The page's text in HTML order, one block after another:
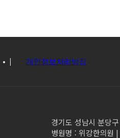
개인정보처리방침
경기도 성남시 분당
병원명 : 위강한의